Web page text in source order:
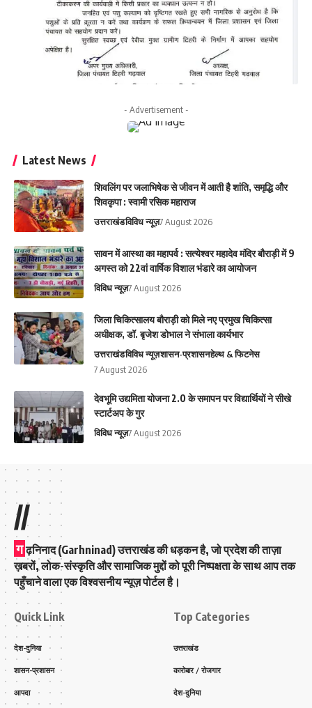
- Advertisement -
Latest News
शिवलिंग पर जलाभिषेक से जीवन में आती है शांति, समृद्धि और
शिवकृपा : स्वामी रसिक महाराज
उत्तराखंडविविध न्यूज़7 August 2026
सावन में आस्था का महापर्व : सत्येश्वर महादेव मंदिर बौराड़ी में 9
अगस्त को 22वां वार्षिक विशाल भंडारे का आयोजन
विविध न्यूज़7 August 2026
जिला चिकित्सालय बौराड़ी को मिले नए प्रमुख चिकित्सा
अधीक्षक, डॉ. बृजेश डोभाल ने संभाला कार्यभार
उत्तराखंडविविध न्यूज़शासन-प्रशासनहेल्थ & फिटनेस
7 August 2026
देवभूमि उद्यमिता योजना 2.0 के समापन पर विद्यार्थियों ने सीखे
स्टार्टअप के गुर
विविध न्यूज़7 August 2026
//
ग ढ़निनाद (Garhninad) उत्तराखंड की धड़कन है, जो प्रदेश की ताज़ा
ख़बरों, लोक-संस्कृति और सामाजिक मुद्दों को पूरी निष्पक्षता के साथ आप तक
पहुँचाने वाला एक विश्वसनीय न्यूज़ पोर्टल है।
Quick Link
देश-दुनिया
शासन-प्रशासन
आपदा
Top Categories
उत्तराखंड
कारोबार / रोजगार
देश-दुनिया